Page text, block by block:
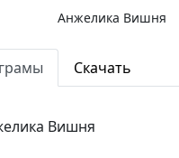
Анжелика Вишня
Скачать
Вишня